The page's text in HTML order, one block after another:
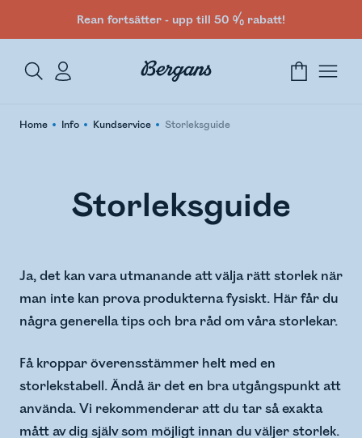
Rean fortsätter - upp till 50 % rabatt!
Home Info Kundservice Storleksguide
Storleksguide
Ja, det kan vara utmanande att välja rätt storlek när
man inte kan prova produkterna fysiskt. Här får du
några generella tips och bra råd om våra storlekar.
Få kroppar överensstämmer helt med en
storlekstabell. Ändå är det en bra utgångspunkt att
använda. Vi rekommenderar att du tar så exakta
mått av dig själv som möjligt innan du väljer storlek.